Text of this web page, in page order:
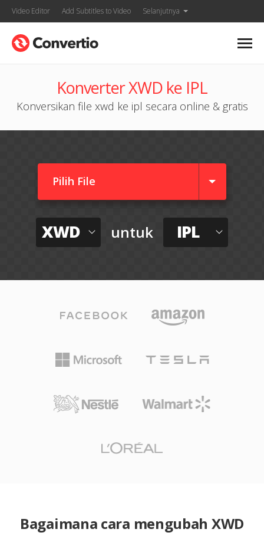
Video Editor Add Subtitles to Video Selanjutnya
Konverter XWD ke IPL
Konversikan file xwd ke ipl secara online & gratis
Pilih File
XWD untuk IPL
Bagaimana cara mengubah XWD